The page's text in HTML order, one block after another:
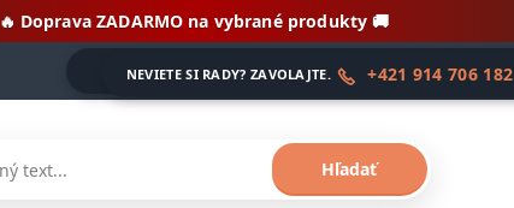
🔥 Doprava ZADARMO na vybrané produkty 🚚
Hľadať
NEVIETE SI RADY? ZAVOLAJTE. +421 914 706 182